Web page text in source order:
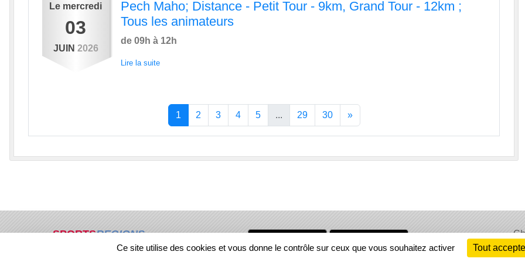
Le mercredi
03
JUIN 2026
Pech Maho; Distance - Petit Tour - 9km, Grand Tour - 12km ;
Tous les animateurs
de 09h à 12h
Lire la suite
1 2 3 4 5 ... 29 30 »
SPORTSREGIONS
visites
Ce site utilise des cookies et vous donne le contrôle sur ceux que vous souhaitez activer Tout